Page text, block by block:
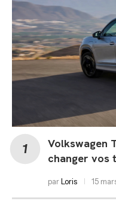
Volkswagen
changer vos
parLoris 15